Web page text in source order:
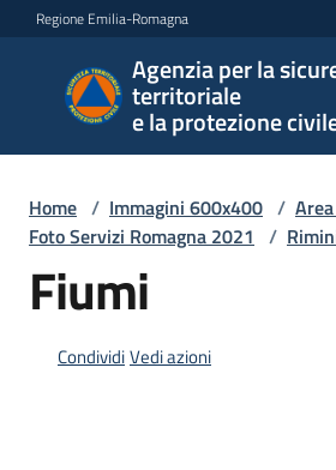
Vai al contenuto
Vai alla navigazione
Vai al footer
Regione Emilia-Romagna
Agenzia per la
territoriale
e la protezione
Agenzia
per la
sicurezza
e la
protezione
civile
Argomenti
Home / Immagini 600x400 /
Foto Servizi Romagna 2021 /
Fiumi
CondividiVedi azioni